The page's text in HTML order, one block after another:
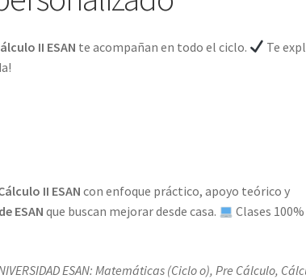
II ESAN te acompañan en todo el ciclo.
Te
II ESAN con enfoque práctico, apoyo teórico y
ESAN que buscan mejorar desde casa.
Clases 100%
ESAN: Matemáticas (Ciclo o), Pre Cálculo,